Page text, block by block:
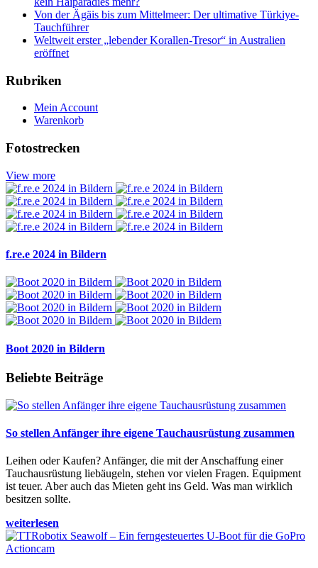
Von der Ägäis bis zum Mittelmeer: Der ultimative Türkiye-
Tauchführer
Weltweit erster „lebender Korallen-Tresor“ in Australien
eröffnet
Rubriken
Mein Account
Warenkorb
Fotostrecken
View more
f.re.e 2024 in Bildern
Boot 2020 in Bildern
Beliebte Beiträge
So stellen Anfänger ihre eigene Tauchausrüstung zusammen
Leihen oder Kaufen? Anfänger, die mit der Anschaffung einer
Tauchausrüstung liebäugeln, stehen vor vielen Fragen. Equipment
ist teuer. Aber auch das Mieten geht ins Geld. Was man wirklich
besitzen sollte.
weiterlesen